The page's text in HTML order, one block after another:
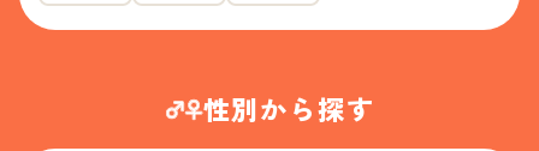
性別から探す